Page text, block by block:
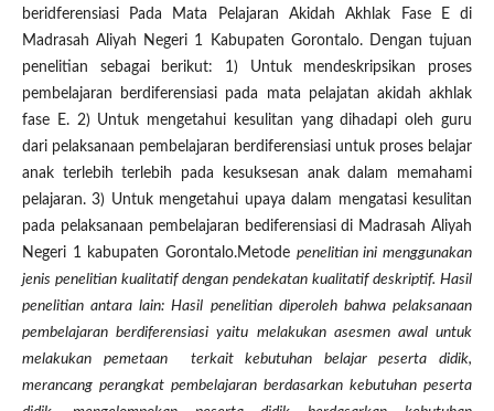
beridferensiasi Pada Mata Pelajaran Akidah Akhlak Fase E di
Madrasah Aliyah Negeri 1 Kabupaten Gorontalo. Dengan tujuan
penelitian sebagai berikut: 1) Untuk mendeskripsikan proses
pembelajaran berdiferensiasi pada mata pelajatan akidah akhlak
fase E. 2) Untuk mengetahui kesulitan yang dihadapi oleh guru
dari pelaksanaan pembelajaran berdiferensiasi untuk proses belajar
anak terlebih terlebih pada kesuksesan anak dalam memahami
pelajaran. 3) Untuk mengetahui upaya dalam mengatasi kesulitan
pada pelaksanaan pembelajaran bediferensiasi di Madrasah Aliyah
Negeri 1 kabupaten Gorontalo.Metode penelitianini menggunakan
jenis penelitian kualitatif dengan pendekatan kualitatif deskriptif. Hasil
penelitian antara lain: Hasil penelitian diperoleh bahwa pelaksanaan
pembelajaran berdiferensiasi yaitu melakukan asesmen awal untuk
melakukan pemetaan terkait kebutuhan belajar peserta didik,
merancang perangkat pembelajaran berdasarkan kebutuhan peserta